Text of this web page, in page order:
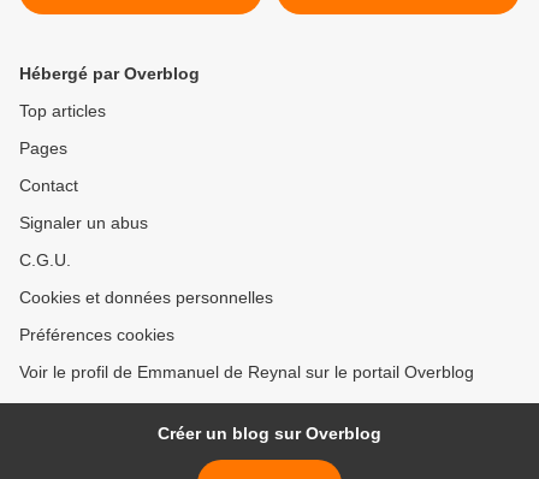
publicités...
Hébergé par Overblog
Top articles
Pages
Contact
Signaler un abus
C.G.U.
Cookies et données personnelles
Préférences cookies
Voir le profil de Emmanuel de Reynal sur le portail Overblog
Créer un blog sur Overblog